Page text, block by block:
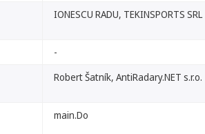
IONESCU RADU, TEKINSPORTS SRL
-
Robert Šatník, AntiRadary.NET s.r.o.
main.Do